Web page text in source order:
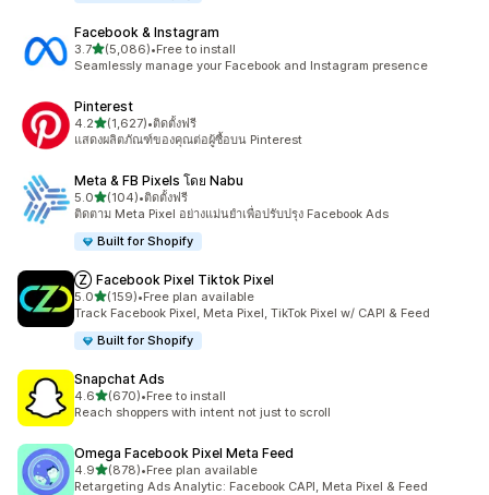
Facebook & Instagram
3.7เต็ม 5 ดาว
(5,086)
ทั้งหมด 5086 รีวิว
•Free to install
Seamlessly manage your Facebook and Instagram presence
Pinterest
4.2เต็ม 5 ดาว
(1,627)
ทั้งหมด 1627 รีวิว
•ติดตั้งฟรี
แสดงผลิตภัณฑ์ของคุณต่อผู้ซื้อบน Pinterest
Meta & FB Pixels โดย Nabu
5.0เต็ม 5 ดาว
(104)
ทั้งหมด 104 รีวิว
•ติดตั้งฟรี
ติดตาม Meta Pixel อย่างแม่นยำเพื่อปรับปรุง Facebook Ads
Built for Shopify
Ⓩ Facebook Pixel Tiktok Pixel
5.0เต็ม 5 ดาว
(159)
ทั้งหมด 159 รีวิว
•Free plan available
Track Facebook Pixel, Meta Pixel, TikTok Pixel w/ CAPI & Feed
Built for Shopify
Snapchat Ads
4.6เต็ม 5 ดาว
(670)
ทั้งหมด 670 รีวิว
•Free to install
Reach shoppers with intent not just to scroll
Omega Facebook Pixel Meta Feed
4.9เต็ม 5 ดาว
(878)
ทั้งหมด 878 รีวิว
•Free plan available
Retargeting Ads Analytic: Facebook CAPI, Meta Pixel & Feed